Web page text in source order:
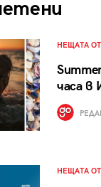
НЕЩАТА
часа в
НЕЩАТА